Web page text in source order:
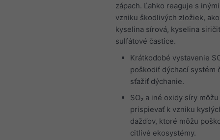
zápach. Ľahko reaguje s
vzniku škodlivých zložiek,
kyselina sírová, kyselina
sulfátové častice.
Krátkodobé vystavenie
poškodiť dýchací systém
sťažiť dýchanie.
SO₂ a iné oxidy síry môžu
prispievať k vzniku
dažďov, ktoré môžu
citlivé ekosystémy.